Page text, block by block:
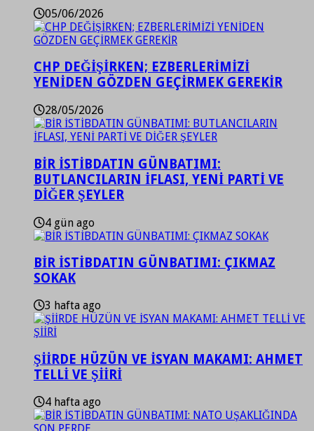
05/06/2026
CHP DEĞİŞİRKEN; EZBERLERİMİZİ
YENİDEN GÖZDEN GEÇİRMEK GEREKİR
28/05/2026
BİR İSTİBDATIN GÜNBATIMI:
BUTLANCILARIN İFLASI, YENİ PARTİ VE
DİĞER ŞEYLER
4 gün ago
BİR İSTİBDATIN GÜNBATIMI: ÇIKMAZ
SOKAK
3 hafta ago
ŞİİRDE HÜZÜN VE İSYAN MAKAMI: AHMET
TELLİ VE ŞİİRİ
4 hafta ago